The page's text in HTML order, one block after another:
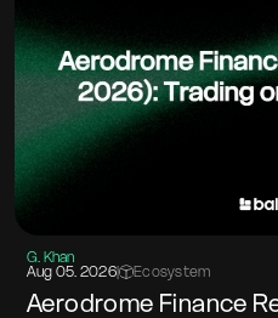
G. Khan
Aug 05. 2026| Ecosystem
Aerodrome Finance